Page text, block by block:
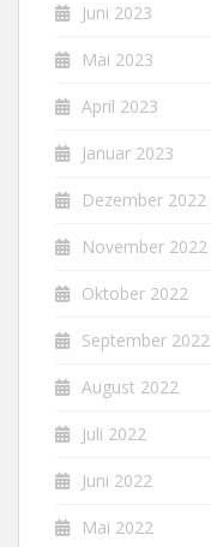
Juni 2023
Mai 2023
April 2023
Januar 2023
Dezember 2022
November 2022
Oktober 2022
September 2022
August 2022
Juli 2022
Juni 2022
Mai 2022